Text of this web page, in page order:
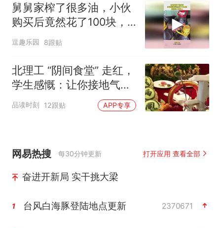
舅舅家榨了很多油，小伙
购买后竟然花了100块，
瞬间亲人变仇人
逗趣乐园 8跟贴
北理工 “阴间食堂” 走红，
学生感慨：让你接地气，
没让你接地府
品读时刻 12跟贴 APP专享
网易热搜 每30分钟更新 打开应用 查看全部
奋进开新局 实干挑大梁
1 台风白海豚登陆地点更新 2370671